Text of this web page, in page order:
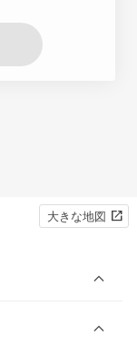
大きな地図